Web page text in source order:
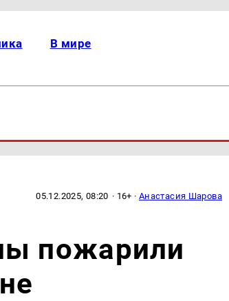
В мире
05.12.2025, 08:20 · 16+ · Анастасия Шарова
пожарили